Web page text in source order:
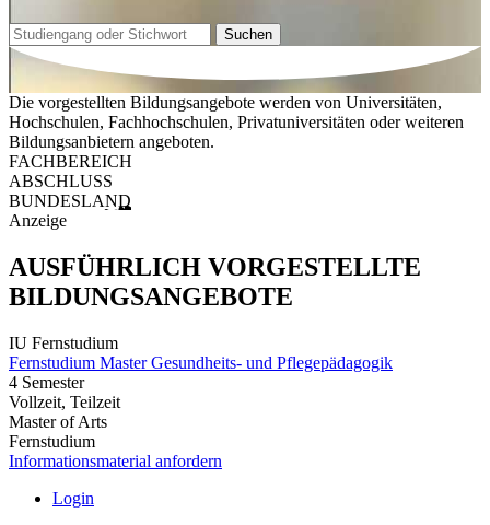
Suchen
Die vorgestellten Bildungsangebote werden von Universitäten,
Hochschulen, Fachhochschulen, Privatuniversitäten oder weiteren
Bildungsanbietern angeboten.
FACHBEREICH
ABSCHLUSS
BUNDESLAND
Anzeige
AUSFÜHRLICH VORGESTELLTE
BILDUNGSANGEBOTE
IU Fernstudium
Fernstudium Master Gesundheits- und Pflegepädagogik
4 Semester
Vollzeit, Teilzeit
Master of Arts
Fernstudium
Informationsmaterial anfordern
Login